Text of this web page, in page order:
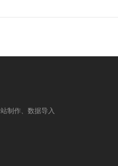
制作、数据导入